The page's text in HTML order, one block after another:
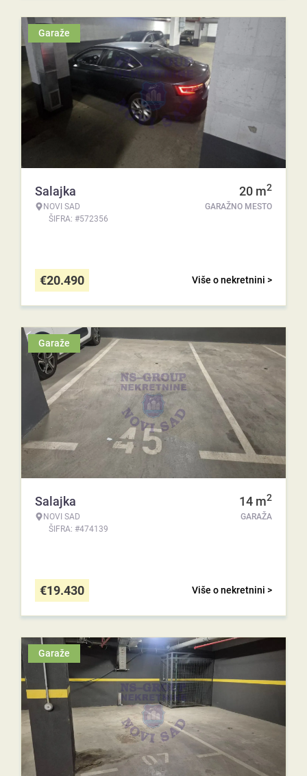
Garaže
Salajka
NOVI SAD
ŠIFRA: #572356
20 m2
GARAŽNO MESTO
Više o nekretnini >
€20.490
Garaže
Salajka
NOVI SAD
ŠIFRA: #474139
14 m2
GARAŽA
Više o nekretnini >
€19.430
Garaže